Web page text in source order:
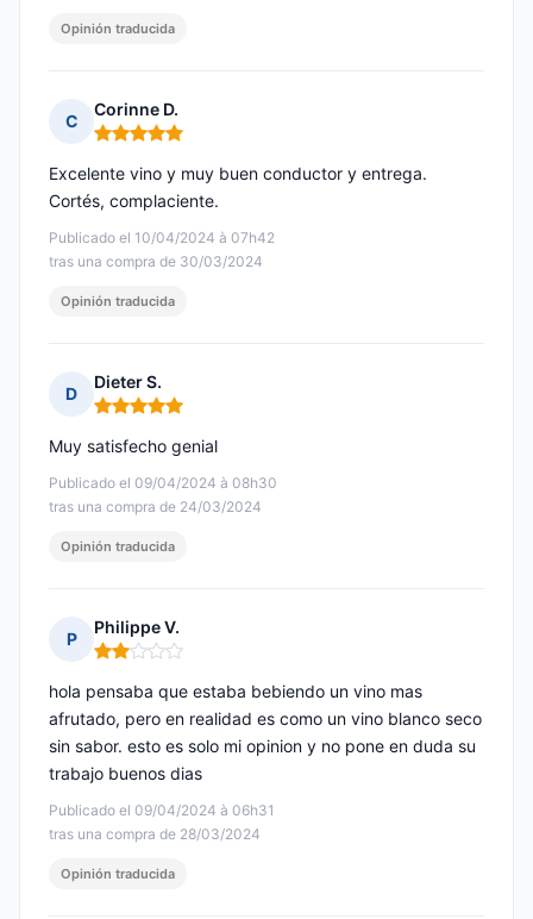
Opinión traducida
C
Corinne D.
Nota: 5 de 5
Publicado el 10/04/2024 à 07h42
tras una compra de 30/03/2024
Excelente vino y muy buen conductor y entrega.
Cortés, complaciente.
Opinión traducida
D
Dieter S.
Nota: 5 de 5
Publicado el 09/04/2024 à 08h30
tras una compra de 24/03/2024
Muy satisfecho genial
Opinión traducida
P
Philippe V.
Nota: 2 de 5
Publicado el 09/04/2024 à 06h31
tras una compra de 28/03/2024
hola pensaba que estaba bebiendo un vino mas
afrutado, pero en realidad es como un vino blanco seco
sin sabor. esto es solo mi opinion y no pone en duda su
trabajo buenos dias
Opinión traducida